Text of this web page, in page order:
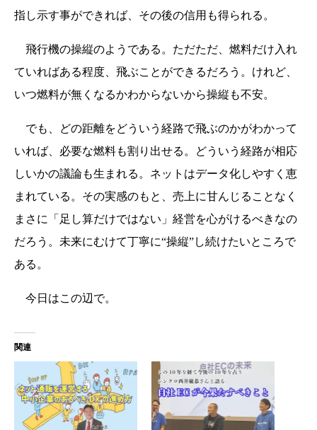
指し示す事ができれば、その後の信用も得られる。
飛行機の操縦のようである。ただただ、燃料だけ入れ
ていればある程度、飛ぶことができるだろう。けれど、
いつ燃料が無くなるかわからないから操縦も不安。
でも、どの距離をどういう経路で飛ぶのかがわかって
いれば、必要な燃料も割り出せる。どういう経路が相応
しいかの議論も生まれる。ネットはデータ化しやすく恵
まれている。その実感のもと、売上に甘んじることなく
まさに「足し算だけではない」経営を心がけるべきなの
だろう。未来にむけて丁寧に“操縦”し続けたいところで
ある。
今日はこの辺で。
関連